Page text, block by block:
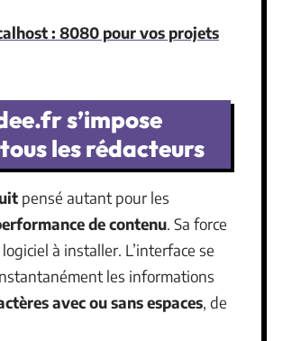
: 8080 pour vos projets
s’impose
les rédacteurs
pensé autant pour les
de contenu. Sa force
à installer. L’interface se
les informations
avec ou sans espaces, de